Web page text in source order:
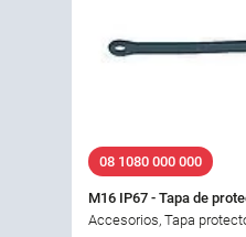
08 1080 000 000
M16 IP67 - Tapa de
Accesorios, Tapa